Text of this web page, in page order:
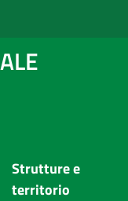
Strutture e
territorio